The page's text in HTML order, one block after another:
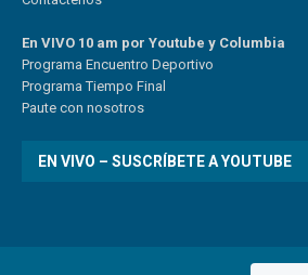
En VIVO 10 am por Youtube y Columbia
Programa Encuentro Deportivo
Programa Tiempo Final
Paute con nosotros
EN VIVO – SUSCRÍBETE A YOUTUBE